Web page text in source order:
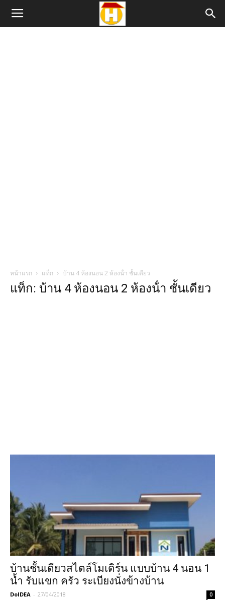
หน้าแรก แท็ก บ้าน 4 ห้องนอน 2 ห้องน้ํา ชั้นเดียว
แท็ก: บ้าน 4 ห้องนอน 2 ห้องน้ํา ชั้นเดียว
บ้านชั้นเดียวสไตล์โมเดิร์น แบบบ้าน 4 นอน 1
น้ำ รับแขก ครัว ระเบียงนั่งข้างบ้าน
DoIDEA - 27/04/2018 0